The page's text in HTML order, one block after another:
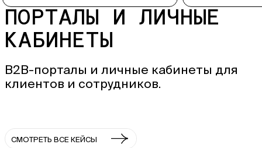
ПОРТАЛЫ И ЛИЧНЫЕ
КАБИНЕТЫ
B2B-порталы и личные кабинеты для
клиентов и сотрудников.
СМОТРЕТЬ ВСЕ КЕЙСЫ